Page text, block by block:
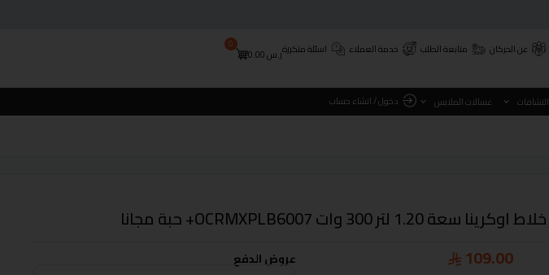
عن الحركان متابعة الطلب خدمة العملاء اسئلة متكررةر.س0.00
0
النشافات غسالات الملابس دخول / انشاء حساب
خلاط اوكرينا سعة 1.20 لتر 300 وات OCRMXPLB6007+ حبة مجانا
109.00 عروض الدفع